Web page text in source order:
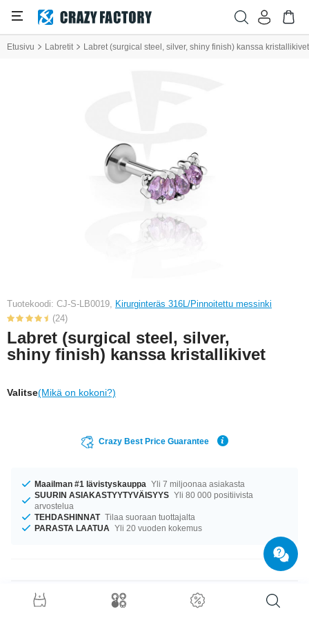
Etusivu Labretit Labret (surgical steel, silver, shiny finish) kanssa kristallikivet
Tuotekoodi: CJ-S-LB0019, Kirurginteräs 316L/Pinnoitettu messinki
(24)
Labret (surgical steel, silver,
shiny finish) kanssa kristallikivet
Valitse(Mikä on kokoni?)
Crazy Best Price Guarantee
Maailman #1 lävistyskauppa Yli 7 miljoonaa asiakasta
SUURIN ASIAKASTYYTYVÄISYYS Yli 80 000 positiivista
arvostelua
TEHDASHINNAT Tilaa suoraan tuottajalta
PARASTA LAATUA Yli 20 vuoden kokemus
Tuotetiedot